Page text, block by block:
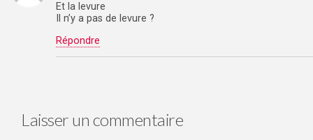
Et la levure
Il n’y a pas de levure ?
Répondre
Laisser un commentaire